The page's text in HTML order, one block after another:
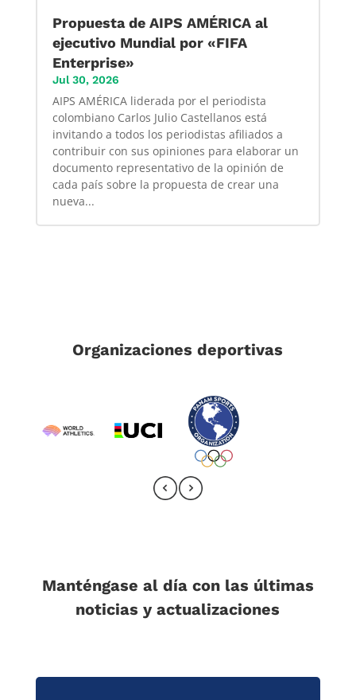
Propuesta de AIPS AMÉRICA al
ejecutivo Mundial por «FIFA
Enterprise»
Jul 30, 2026
AIPS AMÉRICA liderada por el periodista
colombiano Carlos Julio Castellanos está
invitando a todos los periodistas afiliados a
contribuir con sus opiniones para elaborar un
documento representativo de la opinión de
cada país sobre la propuesta de crear una
nueva...
Organizaciones deportivas
Manténgase al día con las últimas
noticias y actualizaciones